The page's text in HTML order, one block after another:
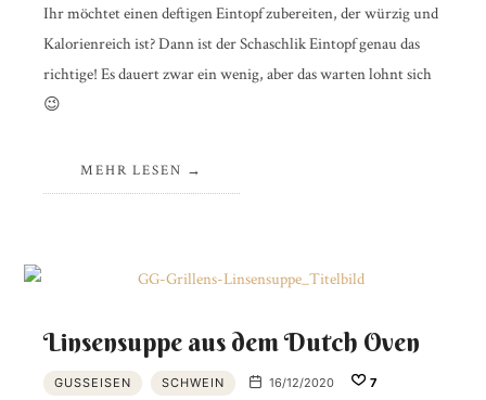
Ihr möchtet einen deftigen Eintopf zubereiten, der würzig und
Kalorienreich ist? Dann ist der Schaschlik Eintopf genau das
richtige! Es dauert zwar ein wenig, aber das warten lohnt sich
😉
MEHR LESEN
Linsensuppe aus dem Dutch Oven
GUSSEISEN SCHWEIN 16/12/2020
7